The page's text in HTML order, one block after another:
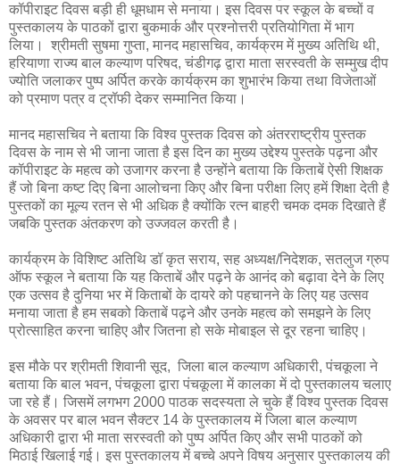
कॉपीराइट दिवस बड़ी ही धूमधाम से मनाया। इस दिवस पर स्कूल के बच्चों व
पुस्तकालय के पाठकों द्वारा बुकमार्क और प्रश्नोत्तरी प्रतियोगिता में भाग
लिया। श्रीमती सुषमा गुप्ता, मानद महासचिव, कार्यक्रम में मुख्य अतिथि थी,
हरियाणा राज्य बाल कल्याण परिषद, चंडीगढ़ द्वारा माता सरस्वती के सम्मुख दीप
ज्योति जलाकर पुष्प अर्पित करके कार्यक्रम का शुभारंभ किया तथा विजेताओं
को प्रमाण पत्र व ट्रॉफी देकर सम्मानित किया।
मानद महासचिव ने बताया कि विश्व पुस्तक दिवस को अंतरराष्ट्रीय पुस्तक
दिवस के नाम से भी जाना जाता है इस दिन का मुख्य उद्देश्य पुस्तके पढ़ना और
कॉपीराइट के महत्व को उजागर करना है उन्होंने बताया कि किताबें ऐसी शिक्षक
हैं जो बिना कष्ट दिए बिना आलोचना किए और बिना परीक्षा लिए हमें शिक्षा देती है
पुस्तकों का मूल्य रतन से भी अधिक है क्योंकि रत्न बाहरी चमक दमक दिखाते हैं
जबकि पुस्तक अंतकरण को उज्जवल करती है।
कार्यक्रम के विशिष्ट अतिथि डॉ कृत सराय, सह अध्यक्ष/निदेशक, सतलुज ग्रुप
ऑफ स्कूल ने बताया कि यह किताबें और पढ़ने के आनंद को बढ़ावा देने के लिए
एक उत्सव है दुनिया भर में किताबों के दायरे को पहचानने के लिए यह उत्सव
मनाया जाता है हम सबको किताबें पढ़ने और उनके महत्व को समझने के लिए
प्रोत्साहित करना चाहिए और जितना हो सके मोबाइल से दूर रहना चाहिए।
इस मौके पर श्रीमती शिवानी सूद, जिला बाल कल्याण अधिकारी, पंचकूला ने
बताया कि बाल भवन, पंचकूला द्वारा पंचकूला में कालका में दो पुस्तकालय चलाए
जा रहे हैं। जिसमें लगभग 2000 पाठक सदस्यता ले चुके हैं विश्व पुस्तक दिवस
के अवसर पर बाल भवन सैक्टर 14 के पुस्तकालय में जिला बाल कल्याण
अधिकारी द्वारा भी माता सरस्वती को पुष्प अर्पित किए और सभी पाठकों को
मिठाई खिलाई गई। इस पुस्तकालय में बच्चे अपने विषय अनुसार पुस्तकालय की